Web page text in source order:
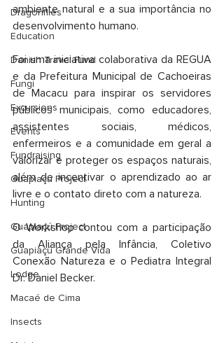
Dragonflies
Education
Danish Travel Fund
Fungi
Excursions
Events
Fundraising
Guapiaçu Project
Hunting
Guapiaçú Project
Guapiaçú Grande Vida
Lodge
Macaé de Cima
Insects
ambiente natural e a sua importância no
desenvolvimento humano.
Foi uma iniciativa colaborativa da REGUA
e da Prefeitura Municipal de Cachoeiras
de Macacu para inspirar os servidores
públicos municipais, como educadores,
assistentes sociais, médicos,
enfermeiros e a comunidade em geral a
valorizar e proteger os espaços naturais,
além de incentivar o aprendizado ao ar
livre e o contato direto com a natureza.
O Workshop contou com a participação
da Aliança pela Infância, Coletivo
Conexão Natureza e o Pediatra Integral
Dr. Daniel Becker.